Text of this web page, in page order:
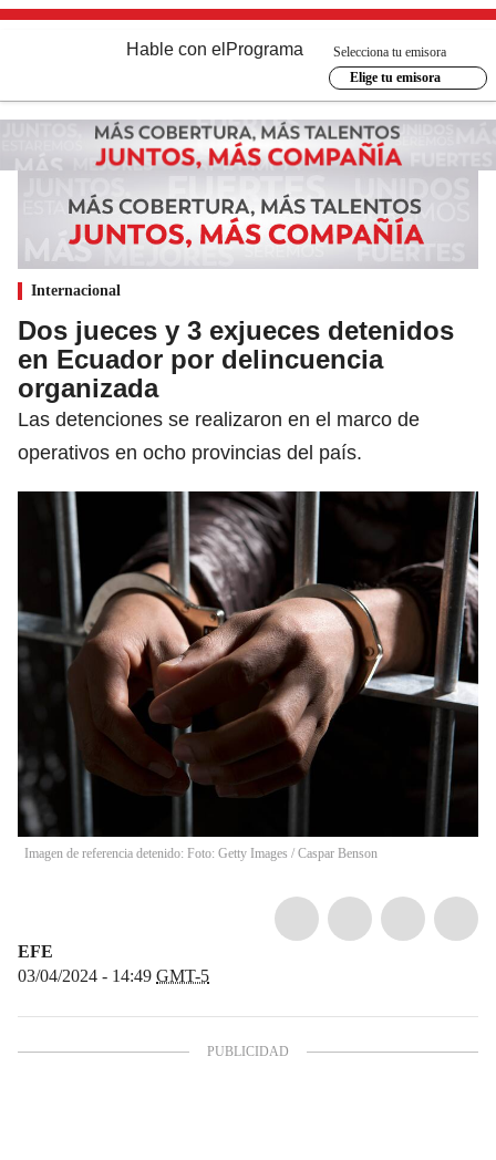
Hable con el Programa
Selecciona tu emisora
Elige tu emisora
Internacional
Dos jueces y 3 exjueces detenidos
en Ecuador por delincuencia
organizada
Las detenciones se realizaron en el marco de
operativos en ocho provincias del país.
Imagen de referencia detenido: Foto: Getty Images / Caspar Benson
EFE
03/04/2024 - 14:49 GMT-5